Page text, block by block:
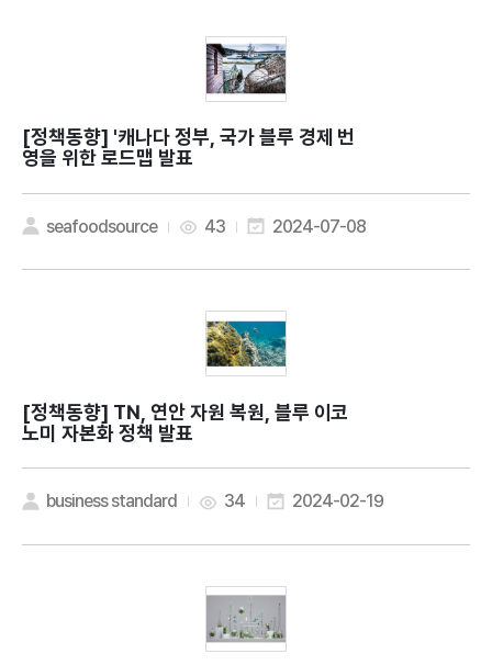
[정책동향]
영을 위한 로드맵 발표
seafoodsource 43 2024-07-08
[정책동향]
노미 자본화 정책 발표
business standard 34 2024-02-19